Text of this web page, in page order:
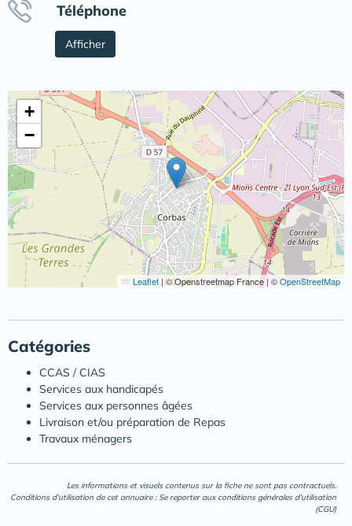
Téléphone
Afficher
+
−
Leaflet | © Openstreetmap France | ©OpenStreetMap
Catégories
CCAS / CIAS
Services aux handicapés
Services aux personnes âgées
Livraison et/ou préparation de Repas
Travaux ménagers
Les informations et visuels contenus sur la fiche ne sont pas contractuels.
Conditions d'utilisation de cet annuaire : Se reporter aux conditions générales d'utilisation
(CGU)